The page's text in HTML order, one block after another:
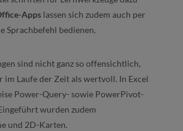
Apps lassen sich zudem auch per
Sprachbefehl bedienen.
sind nicht ganz so offensichtlich,
im Laufe der Zeit als wertvoll. In Excel
Power-Query- sowie PowerPivot-
wurden zudem
und 2D-Karten.